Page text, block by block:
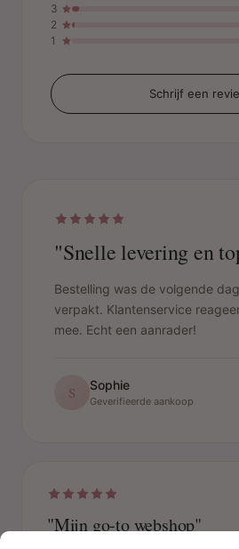
3
2
1
Schrijf een
"Snelle levering en
Bestelling was de volgende
verpakt. Klantenservice
mee. Echt een aanrader!
S Sophie
Geverifieerde aankoop
"Mijn go-to webshop"